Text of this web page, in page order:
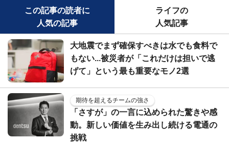
この記事の読者に
人気の記事
ライフの
人気記事
大地震でまず確保すべきは水でも食料で
もない...被災者が「これだけは担いで逃
げて」という最も重要なモノ2選
期待を超えるチームの強さ
「さすが」の一言に込められた驚きや感
動。新しい価値を生み出し続ける電通の
挑戦